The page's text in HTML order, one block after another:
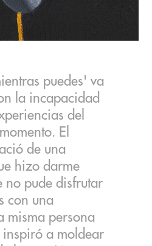
puedes' va
la incapacidad
del
El
de una
hizo darme
no pude disfrutar
con una
misma persona
inspiró a moldear